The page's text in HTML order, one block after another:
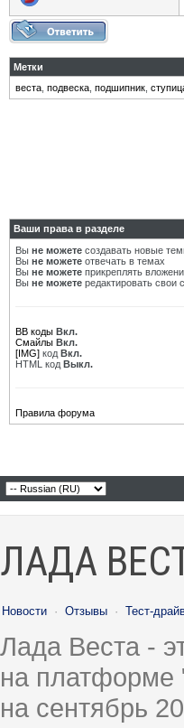
Метки
веста подвеска подшипник
Ваши права в разделе
Вы не можете создавать новые
Вы не можете отвечать в темах
Вы не можете прикреплять
Вы не можете редактировать свои
BB коды Вкл.
Смайлы Вкл.
[IMG] код Вкл.
HTML код Выкл.
Правила форума
ЛАДА
Новости · Отзывы · Тест-
Лада Веста -
на платформе
на сентябрь